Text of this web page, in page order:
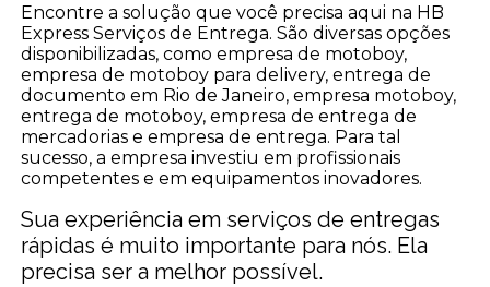
Encontre a solução que você precisa aqui na HB
Express Serviços de Entrega. São diversas opções
disponibilizadas, como empresa de motoboy,
empresa de motoboy para delivery, entrega de
documento em Rio de Janeiro, empresa motoboy,
entrega de motoboy, empresa de entrega de
mercadorias e empresa de entrega. Para tal
sucesso, a empresa investiu em profissionais
competentes e em equipamentos inovadores.
Sua experiência em serviços de entregas
rápidas é muito importante para nós. Ela
precisa ser a melhor possível.